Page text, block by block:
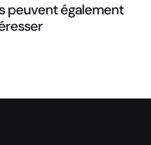
peuvent également